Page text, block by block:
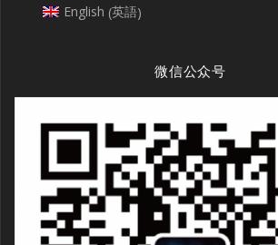
English (英語)
微信公众号